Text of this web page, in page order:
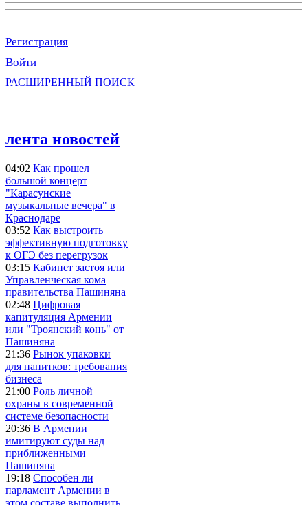
Регистрация
Войти
РАСШИРЕННЫЙ ПОИСК
лента новостей
04:02 Как прошел
большой концерт
"Карасунские
музыкальные вечера" в
Краснодаре
03:52 Как выстроить
эффективную подготовку
к ОГЭ без перегрузок
03:15 Кабинет застоя или
Управленческая кома
правительства Пашиняна
02:48 Цифровая
капитуляция Армении
или "Троянский конь" от
Пашиняна
21:36 Рынок упаковки
для напитков: требования
бизнеса
21:00 Роль личной
охраны в современной
системе безопасности
20:36 В Армении
имитируют суды над
приближенными
Пашиняна
19:18 Способен ли
парламент Армении в
этом составе выполнить